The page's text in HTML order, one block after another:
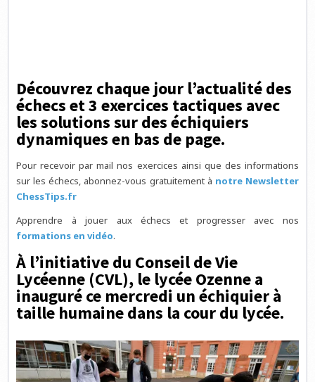
Découvrez chaque jour l’actualité des
échecs et 3 exercices tactiques avec
les solutions sur des échiquiers
dynamiques en bas de page.
Pour recevoir par mail nos exercices ainsi que des informations
sur les échecs, abonnez-vous gratuitement à notre Newsletter
ChessTips.fr
Apprendre à jouer aux échecs et progresser avec nos
formations en vidéo.
À l’initiative du Conseil de Vie
Lycéenne (CVL), le lycée Ozenne a
inauguré ce mercredi un échiquier à
taille humaine dans la cour du lycée.